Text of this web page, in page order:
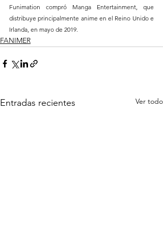
Funimation compró Manga Entertainment, que
distribuye principalmente anime en el Reino Unido e
Irlanda, en mayo de 2019.
FANIMER
Entradas recientes Ver todo